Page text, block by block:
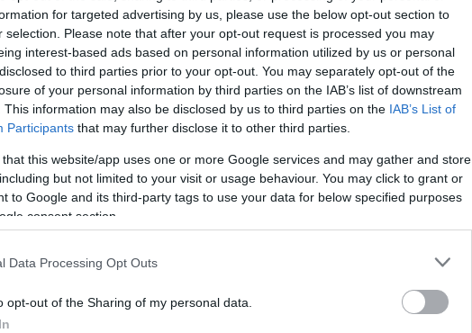
for targeted advertising by us, please use the below opt-out section to
selection. Please note that after your opt-out request is processed you may
interest-based ads based on personal information utilized by us or personal
to third parties prior to your opt-out. You may separately opt-out of the
of your personal information by third parties on the IAB’s list of downstream
This information may also be disclosed by us to third parties on the IAB’s List of
Participants that may further disclose it to other third parties.
that this website/app uses one or more Google services and may gather and store
but not limited to your visit or usage behaviour. You may click to grant or
to Google and its third-party tags to use your data for below specified purposes
consent section.
Data Processing Opt Outs
opt-out of the Sharing of my personal data.
amikor melegebb van, mint eddig